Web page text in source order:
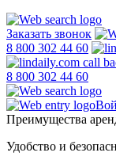
Заказать звонок
8 800 302 44 60
8 800 302 44 60
Преимущества
Удобство и